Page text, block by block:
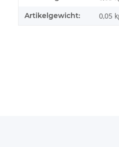
Artikelgewicht: 0,05